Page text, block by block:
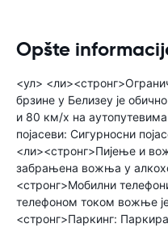
Opšte
<ул>
брзине у Белизеу је
и 80 км/х на
појасеви: Сигурносни
<ли><стронг>Пијење и
забрањена вожња у
<стронг>Мобилни
телефоном током вожње
<стронг>Паркинг: